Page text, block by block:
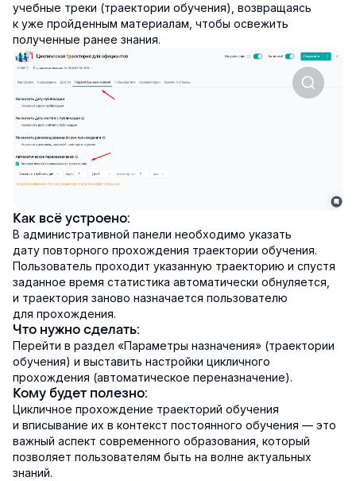
учебные треки (траектории обучения), возвращаясь
к уже пройденным материалам, чтобы освежить
полученные ранее знания.
Как всё устроено:
В административной панели необходимо указать
дату повторного прохождения траектории обучения.
Пользователь проходит указанную траекторию и спустя
заданное время статистика автоматически обнуляется,
и траектория заново назначается пользователю
для прохождения.
Что нужно сделать:
Перейти в раздел «Параметры назначения» (траектории
обучения) и выставить настройки цикличного
прохождения (автоматическое переназначение).
Кому будет полезно:
Цикличное прохождение траекторий обучения
и вписывание их в контекст постоянного обучения — это
важный аспект современного образования, который
позволяет пользователям быть на волне актуальных
знаний.